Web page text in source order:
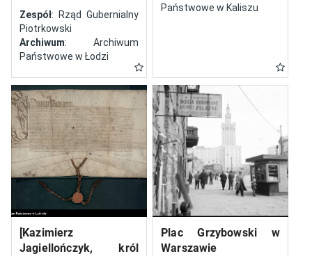
Zespół: Rząd Gubernialny
Piotrkowski
Archiwum: Archiwum
Państwowe w Łodzi
Państwowe w Kaliszu
[Kazimierz
Jagiellończyk, król
Plac Grzybowski w
Warszawie